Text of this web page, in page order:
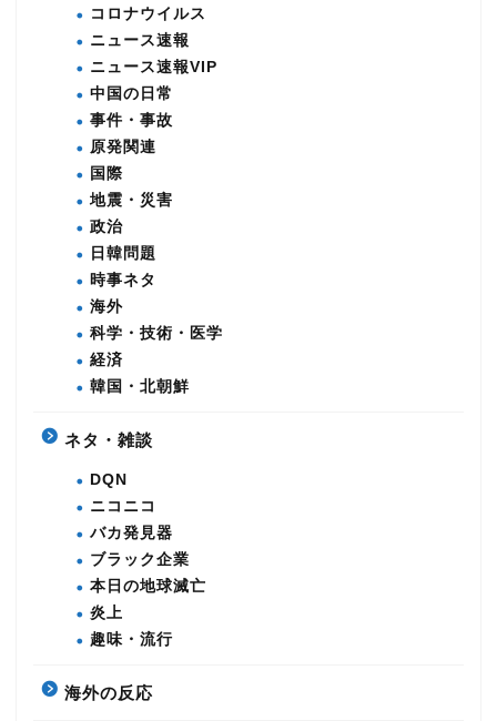
コロナウイルス
ニュース速報
ニュース速報VIP
中国の日常
事件・事故
原発関連
国際
地震・災害
政治
日韓問題
時事ネタ
海外
科学・技術・医学
経済
韓国・北朝鮮
ネタ・雑談
DQN
ニコニコ
バカ発見器
ブラック企業
本日の地球滅亡
炎上
趣味・流行
海外の反応